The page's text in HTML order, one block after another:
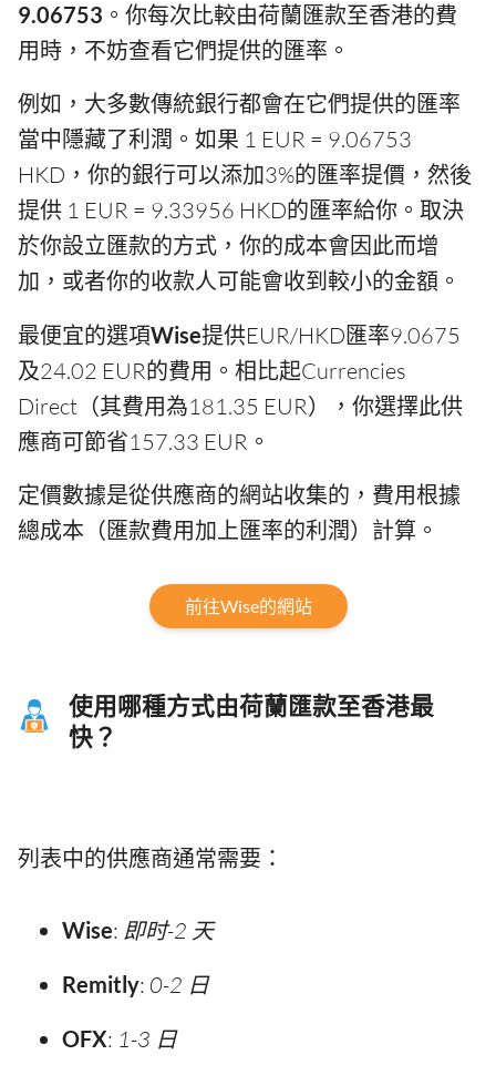
9.06753 。你每次比較由荷蘭匯款至香港的費
用時，不妨查看它們提供的匯率。
例如，大多數傳統銀行都會在它們提供的匯率
當中隱藏了利潤。如果 1 EUR = 9.06753
HKD，你的銀行可以添加3%的匯率提價，然後
提供 1 EUR = 9.33956 HKD的匯率給你。取決
於你設立匯款的方式，你的成本會因此而增
加，或者你的收款人可能會收到較小的金額。
最便宜的選項Wise提供EUR/HKD匯率9.0675
及24.02 EUR的費用。相比起Currencies
Direct（其費用為181.35 EUR），你選擇此供
應商可節省157.33 EUR。
定價數據是從供應商的網站收集的，費用根據
總成本（匯款費用加上匯率的利潤）計算。
前往Wise的網站
使用哪種方式由荷蘭匯款至香港最
快？
列表中的供應商通常需要：
Wise: 即时-2 天
Remitly: 0-2 日
OFX: 1-3 日